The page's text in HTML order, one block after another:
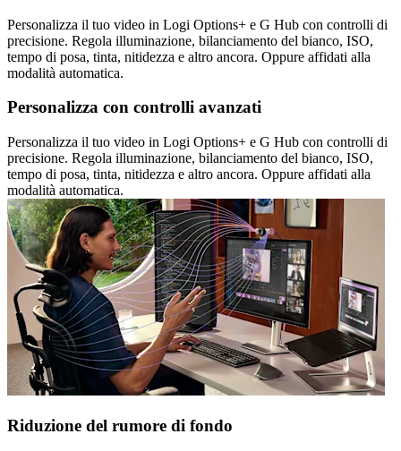
Personalizza il tuo video in Logi Options+ e G Hub con controlli di
precisione. Regola illuminazione, bilanciamento del bianco, ISO,
tempo di posa, tinta, nitidezza e altro ancora. Oppure affidati alla
modalità automatica.
Personalizza con controlli avanzati
Personalizza il tuo video in Logi Options+ e G Hub con controlli di
precisione. Regola illuminazione, bilanciamento del bianco, ISO,
tempo di posa, tinta, nitidezza e altro ancora. Oppure affidati alla
modalità automatica.
Riduzione del rumore di fondo